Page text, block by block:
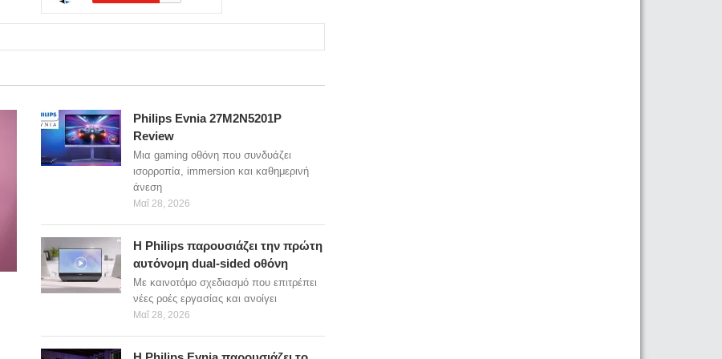
Philips Evnia 27M2N5201P
Review
Μια gaming οθόνη που συνδυάζει
ισορροπία, immersion και καθημερινή
άνεση
Μαΐ 28, 2026
Η Philips παρουσιάζει την πρώτη
αυτόνομη dual-sided οθόνη
Με καινοτόμο σχεδιασμό που επιτρέπει
νέες ροές εργασίας και ανοίγει
Μαΐ 28, 2026